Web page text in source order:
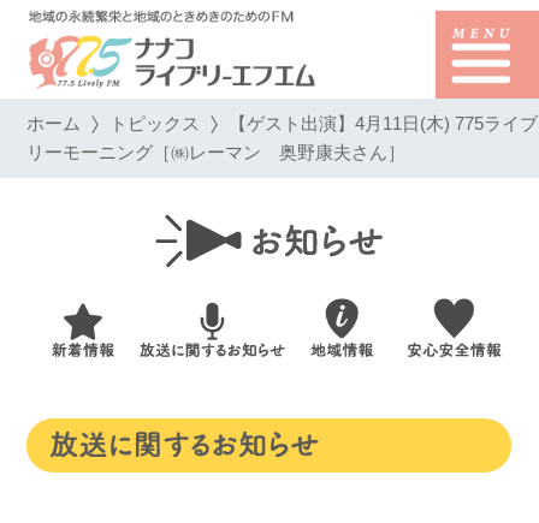
ホーム トピックス 【ゲスト出演】4月11日(木) 775ライブ
リーモーニング［㈱レーマン 奥野康夫さん］